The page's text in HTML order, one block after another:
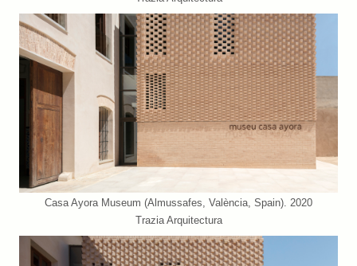
Casa Ayora Museum (Almussafes, València, Spain). 2020
Trazia Arquitectura